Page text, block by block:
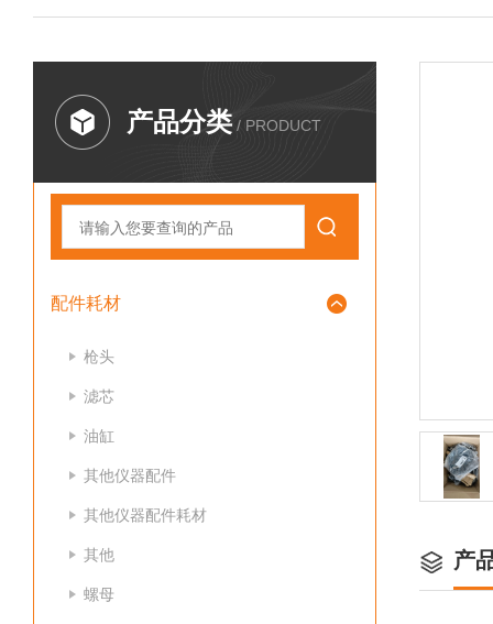
产品分类 / PRODUCT
配件耗材
枪头
滤芯
油缸
其他仪器配件
其他仪器配件耗材
其他
螺母
产